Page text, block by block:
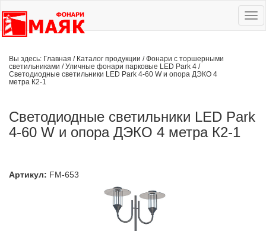
Вы здесь: Главная / Каталог продукции /Фонари с торшерными
светильниками /Уличные фонари парковые LED Park 4 /
Светодиодные светильники LED Park 4-60 W и опора ДЭКО 4
метра К2-1
Светодиодные светильники LED Park
4-60 W и опора ДЭКО 4 метра К2-1
Артикул: FM-653